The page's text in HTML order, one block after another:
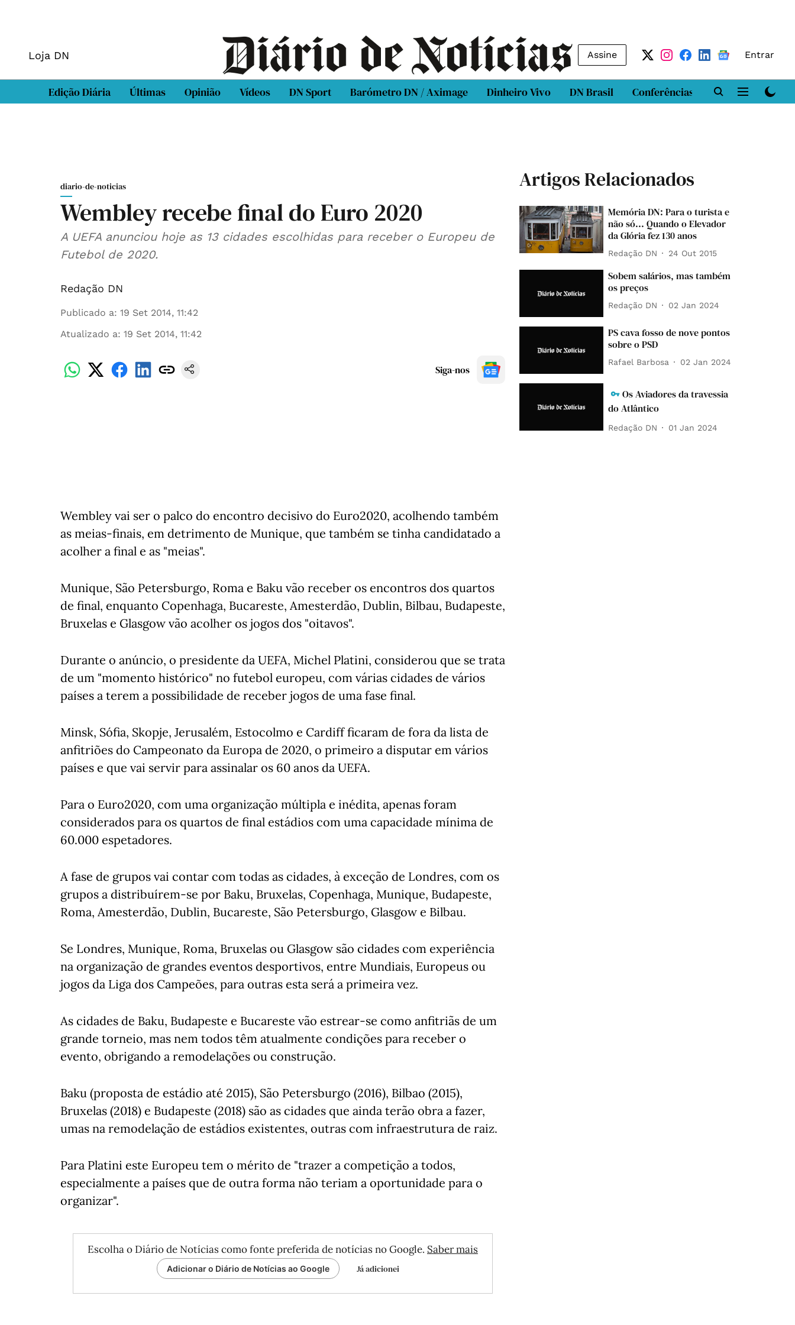
Loja DN Assine Entrar
Edição Diária Últimas Opinião Vídeos DN Sport Barómetro DN / Aximage Dinheiro Vivo DN Brasil Conferências DN LAB
diario-de-noticias
Wembley recebe final do Euro 2020
A UEFA anunciou hoje as 13 cidades escolhidas para receber o Europeu de
Futebol de 2020.
Redação DN
Publicado a: 19 Set 2014, 11:42
Atualizado a: 19 Set 2014, 11:42
Siga-nos
Wembley vai ser o palco do encontro decisivo do Euro2020, acolhendo também
as meias-finais, em detrimento de Munique, que também se tinha candidatado a
acolher a final e as "meias".
Munique, São Petersburgo, Roma e Baku vão receber os encontros dos quartos
de final, enquanto Copenhaga, Bucareste, Amesterdão, Dublin, Bilbau, Budapeste,
Bruxelas e Glasgow vão acolher os jogos dos "oitavos".
Durante o anúncio, o presidente da UEFA, Michel Platini, considerou que se trata
de um "momento histórico" no futebol europeu, com várias cidades de vários
países a terem a possibilidade de receber jogos de uma fase final.
Minsk, Sófia, Skopje, Jerusalém, Estocolmo e Cardiff ficaram de fora da lista de
anfitriões do Campeonato da Europa de 2020, o primeiro a disputar em vários
países e que vai servir para assinalar os 60 anos da UEFA.
Para o Euro2020, com uma organização múltipla e inédita, apenas foram
considerados para os quartos de final estádios com uma capacidade mínima de
60.000 espetadores.
A fase de grupos vai contar com todas as cidades, à exceção de Londres, com os
grupos a distribuírem-se por Baku, Bruxelas, Copenhaga, Munique, Budapeste,
Roma, Amesterdão, Dublin, Bucareste, São Petersburgo, Glasgow e Bilbau.
Se Londres, Munique, Roma, Bruxelas ou Glasgow são cidades com experiência
na organização de grandes eventos desportivos, entre Mundiais, Europeus ou
jogos da Liga dos Campeões, para outras esta será a primeira vez.
As cidades de Baku, Budapeste e Bucareste vão estrear-se como anfitriãs de um
grande torneio, mas nem todos têm atualmente condições para receber o
evento, obrigando a remodelações ou construção.
Baku (proposta de estádio até 2015), São Petersburgo (2016), Bilbao (2015),
Bruxelas (2018) e Budapeste (2018) são as cidades que ainda terão obra a fazer,
umas na remodelação de estádios existentes, outras com infraestrutura de raiz.
Para Platini este Europeu tem o mérito de "trazer a competição a todos,
especialmente a países que de outra forma não teriam a oportunidade para o
organizar".
Escolha o Diário de Notícias como fonte preferida de notícias no Google. Saber mais
Adicionar o Diário de Notícias ao Google Já adicionei
Artigos Relacionados
Memória DN: Para o turista e
não só... Quando o Elevador
da Glória fez 130 anos
Redação DN 24 Out 2015
Sobem salários, mas também
os preços
Redação DN 02 Jan 2024
PS cava fosso de nove pontos
sobre o PSD
Rafael Barbosa 02 Jan 2024
Os Aviadores da travessia
do Atlântico
Redação DN 01 Jan 2024